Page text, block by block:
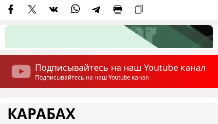
Подписывайтесь на наш Youtube канал
Подписывайтесь на наш Youtube канал
КАРАБАХ